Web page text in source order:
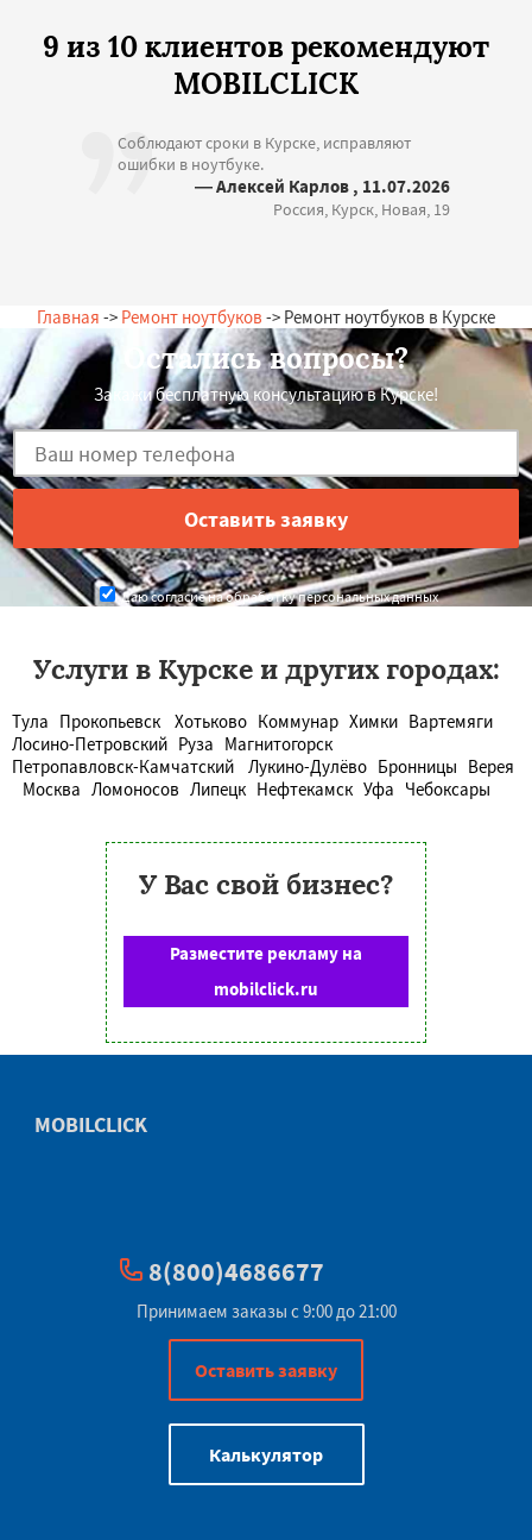
9 из 10 клиентов рекомендуют
MOBILCLICK
Соблюдают сроки в Курске, исправляют
ошибки в ноутбуке.
— Алексей Карлов , 11.07.2026
Россия, Курск, Новая, 19
Главная -> Ремонт ноутбуков -> Ремонт ноутбуков в Курске
Остались вопросы?
Закажи бесплатную консультацию в Курске!
Даю согласие на обработку персональных данных
Услуги в Курске и других городах:
Тула Прокопьевск Хотьково Коммунар Химки Вартемяги
Лосино-Петровский Руза Магнитогорск
Петропавловск-Камчатский
Лукино-Дулёво Бронницы Верея
Москва Ломоносов Липецк Нефтекамск Уфа Чебоксары
У Вас свой бизнес?
Разместите рекламу на
mobilclick.ru
MOBILCLICK
8(800)4686677
Принимаем заказы с 9:00 до 21:00
Оставить заявку
Калькулятор